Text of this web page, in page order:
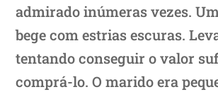
admirado inúmeras vezes.
bege com estrias escuras.
tentando conseguir o valor
comprá-lo. O marido era